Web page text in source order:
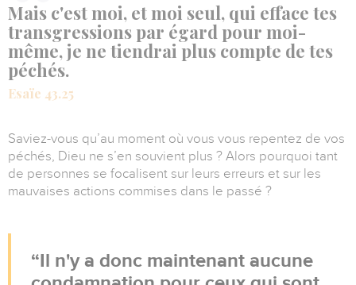
Mais c'est moi, et moi seul, qui efface tes
transgressions par égard pour moi-
même, je ne tiendrai plus compte de tes
péchés.
Esaïe 43.25
Saviez-vous qu’au moment où vous vous repentez de vos
péchés, Dieu ne s’en souvient plus ? Alors pourquoi tant
de personnes se focalisent sur leurs erreurs et sur les
mauvaises actions commises dans le passé ?
Il n'y a donc maintenant aucune